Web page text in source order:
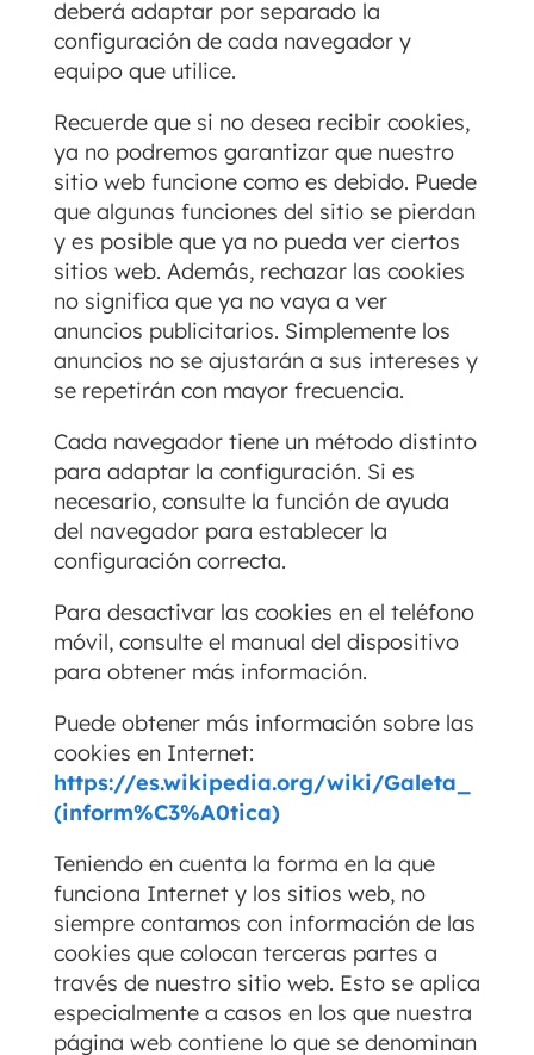
deberá adaptar por separado la
configuración de cada navegador y
equipo que utilice.
Recuerde que si no desea recibir cookies,
ya no podremos garantizar que nuestro
sitio web funcione como es debido. Puede
que algunas funciones del sitio se pierdan
y es posible que ya no pueda ver ciertos
sitios web. Además, rechazar las cookies
no significa que ya no vaya a ver
anuncios publicitarios. Simplemente los
anuncios no se ajustarán a sus intereses y
se repetirán con mayor frecuencia.
Cada navegador tiene un método distinto
para adaptar la configuración. Si es
necesario, consulte la función de ayuda
del navegador para establecer la
configuración correcta.
Para desactivar las cookies en el teléfono
móvil, consulte el manual del dispositivo
para obtener más información.
Puede obtener más información sobre las
cookies en Internet:
https://es.wikipedia.org/wiki/Galeta_
(inform%C3%A0tica)
Teniendo en cuenta la forma en la que
funciona Internet y los sitios web, no
siempre contamos con información de las
cookies que colocan terceras partes a
través de nuestro sitio web. Esto se aplica
especialmente a casos en los que nuestra
página web contiene lo que se denominan